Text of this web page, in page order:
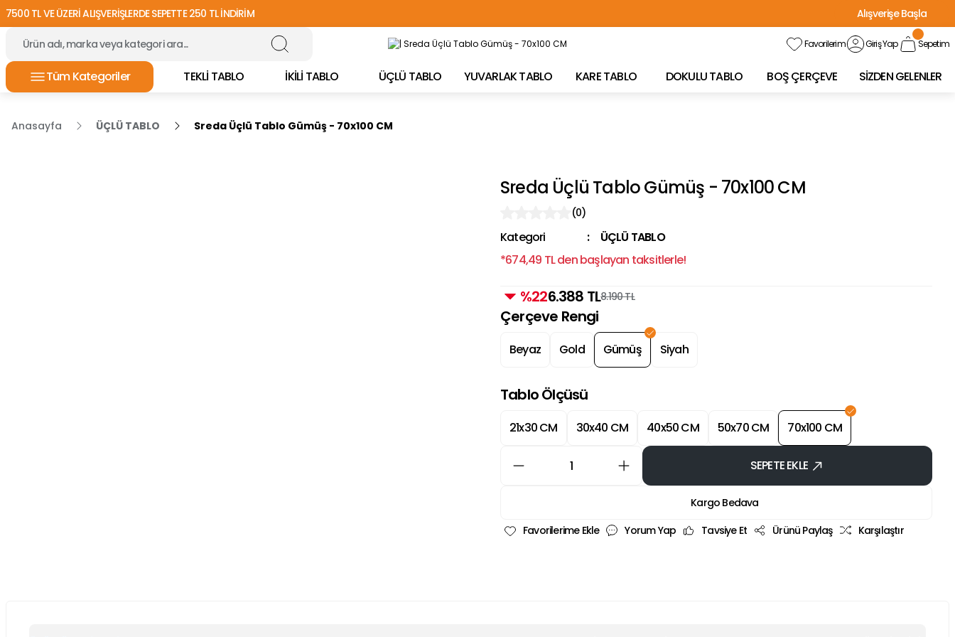
7500 TL VE ÜZERİ ALIŞVERİŞLERDE SEPETTE 250 TL İNDİRİM
Alışverişe Başla
TÜRKİYE'NİN HER YERİNE ÜCRETSİZ KARGO!
Favorilerim Giriş Yap Sepetim
Tüm Kategoriler TEKLİ TABLO İKİLİ TABLO ÜÇLÜ TABLO YUVARLAK TABLO KARE TABLO DOKULU TABLO BOŞ ÇERÇEVE SİZDEN GELENLER
Anasayfa ÜÇLÜ TABLO Sreda Üçlü Tablo Gümüş - 70x100 CM
Sreda Üçlü Tablo Gümüş - 70x100 CM
(0)
Kategori
ÜÇLÜ TABLO
*674,49 TL den başlayan taksitlerle!
%226.388 TL8.190 TL
Çerçeve Rengi
Beyaz Gold Gümüş Siyah
Tablo Ölçüsü
21x30 CM 30x40 CM 40x50 CM 50x70 CM 70x100 CM
SEPETE EKLE
Kargo Bedava
Yorum Yap
Tavsiye Et Ürünü Paylaş Karşılaştır